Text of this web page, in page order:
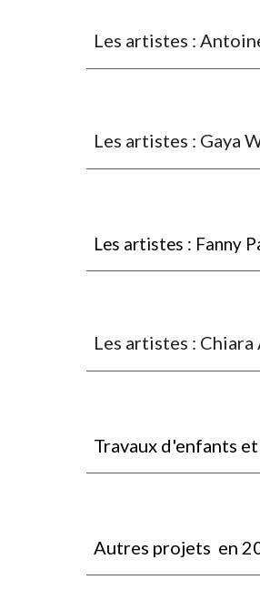
Les artistes :
Les artistes : Gaya
Les artistes : Fanny
Les artistes :
Travaux d'enfants
Autres projets en